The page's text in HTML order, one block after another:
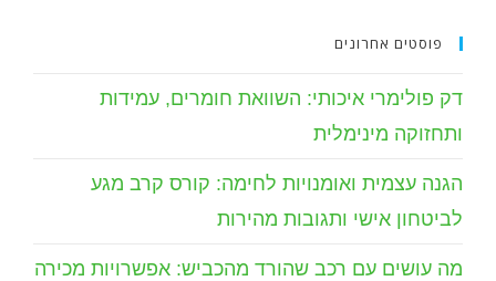
פוסטים אחרונים
דק פולימרי איכותי: השוואת חומרים, עמידות
ותחזוקה מינימלית
הגנה עצמית ואומנויות לחימה: קורס קרב מגע
לביטחון אישי ותגובות מהירות
מה עושים עם רכב שהורד מהכביש: אפשרויות מכירה